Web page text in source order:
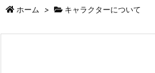
ホーム > キャラクターについて